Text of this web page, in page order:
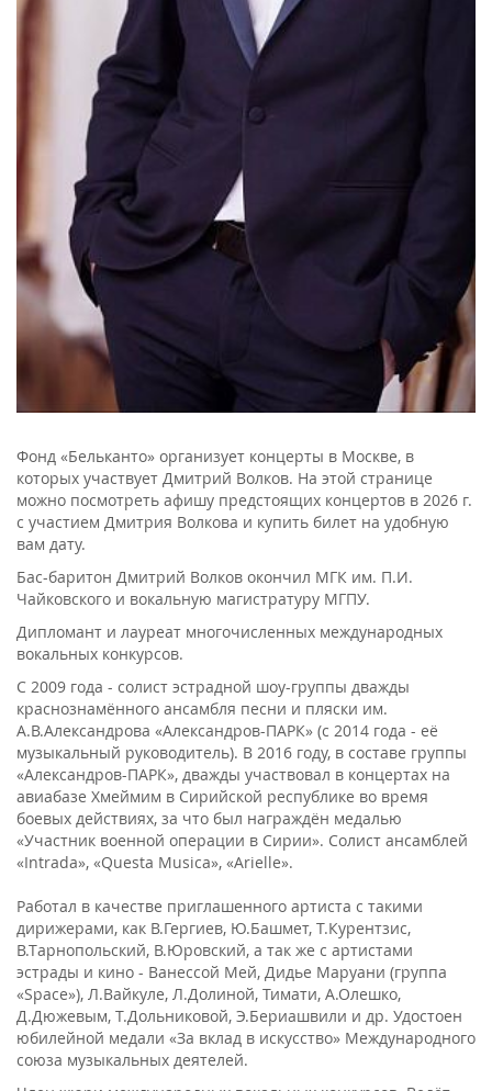
Фонд «Бельканто» организует концерты в Москве, в
которых участвует Дмитрий Волков. На этой странице
можно посмотреть афишу предстоящих концертов в 2026 г.
с участием Дмитрия Волкова и купить билет на удобную
вам дату.
Бас-баритон Дмитрий Волков окончил МГК им. П.И.
Чайковского и вокальную магистратуру МГПУ.
Дипломант и лауреат многочисленных международных
вокальных конкурсов.
С 2009 года - солист эстрадной шоу-группы дважды
краснознамённого ансамбля песни и пляски им.
А.В.Александрова «Александров-ПАРК» (с 2014 года - её
музыкальный руководитель). В 2016 году, в составе группы
«Александров-ПАРК», дважды участвовал в концертах на
авиабазе Хмеймим в Сирийской республике во время
боевых действиях, за что был награждён медалью
«Участник военной операции в Сирии». Солист ансамблей
«Intrada», «Questa Musica», «Arielle».
Работал в качестве приглашенного артиста с такими
дирижерами, как В.Гергиев, Ю.Башмет, Т.Курентзис,
В.Тарнопольский, В.Юровский, а так же с артистами
эстрады и кино - Ванессой Мей, Дидье Маруани (группа
«Space»), Л.Вайкуле, Л.Долиной, Тимати, А.Олешко,
Д.Дюжевым, Т.Дольниковой, Э.Бериашвили и др. Удостоен
юбилейной медали «За вклад в искусство» Международного
союза музыкальных деятелей.